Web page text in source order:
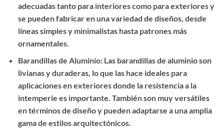
adecuadas tanto para interiores como para exteriores y
se pueden fabricar en una variedad de diseños, desde
líneas simples y minimalistas hasta patrones más
ornamentales.
Barandillas de Aluminio: Las barandillas de aluminio son
livianas y duraderas, lo que las hace ideales para
aplicaciones en exteriores donde la resistencia a la
intemperie es importante. También son muy versátiles
en términos de diseño y pueden adaptarse a una amplia
gama de estilos arquitectónicos.